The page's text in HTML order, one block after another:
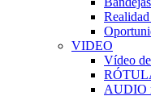
VIDEO
Vídeo
AUDIO